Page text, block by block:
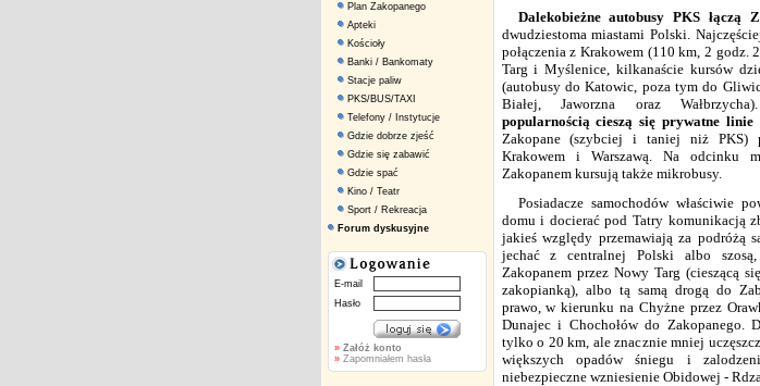
Plan Zakopanego
Apteki
Kościoły
Banki / Bankomaty
Stacje paliw
PKS/BUS/TAXI
Telefony / Instytucje
Gdzie dobrze zjeść
Gdzie się zabawić
Gdzie spać
Kino / Teatr
Sport / Rekreacja
Forum dyskusyjne
E-mail
Hasło
» Załóż konto
» Zapomniałem hasła
Dalekobieżne autobusy PKS łączą
dwudziestoma miastami Polski.
połączenia z Krakowem (110 km, 2 godz.
Targ i Myślenice, kilkanaście kursów
(autobusy do Katowic, poza tym do
Białej, Jaworzna oraz
popularnością cieszą się prywatne linie
Zakopane (szybciej i taniej niż PKS)
Krakowem i Warszawą. Na odcinku
Zakopanem kursują także mikrobusy.
Posiadacze samochodów właściwie
domu i docierać pod Tatry komunikacją
jakieś względy przemawiają za podróżą
jechać z centralnej Polski albo
Zakopanem przez Nowy Targ (cieszącą
zakopianką), albo tą samą drogą do
prawo, w kierunku na Chyżne przez
Dunajec i Chochołów do Zakopanego.
tylko o 20 km, ale znacznie mniej
większych opadów śniegu i
niebezpieczne wzniesienie Obidowej -